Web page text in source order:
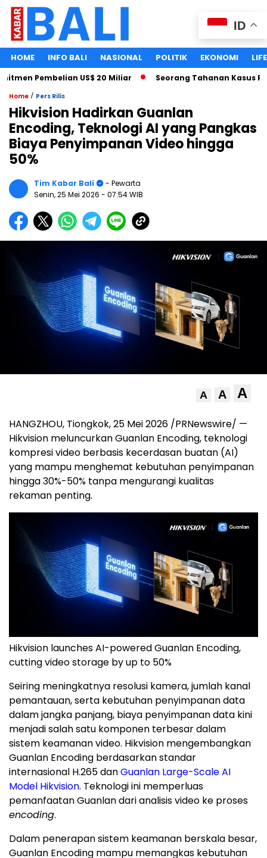
HOME INFO BALI NASIONAL POLITIK EKONOMI
Pembelian US$ 20 Miliar Seorang Tahanan Kasus
Home / Pers Rilis
Hikvision Hadirkan Guanlan
Encoding, Teknologi AI yang Pangkas
Biaya Penyimpanan Video hingga
50%
Tim Kabar Bali
- Pewarta
Senin, 25 Mei 2026 - 07:54 WIB
A A A
HANGZHOU, Tiongkok, 25 Mei 2026 /PRNewswire/ —
Hikvision meluncurkan Guanlan Encoding, teknologi
kompresi video berbasis kecerdasan buatan (AI)
yang mampu menghemat kebutuhan penyimpanan
hingga 30%-50% tanpa mengurangi kualitas
rekaman penting.
Hikvision launches AI-powered Guanlan Encoding,
cutting video storage by up to 50%
Seiring meningkatnya resolusi kamera, jumlah kanal
pemantauan, serta kebutuhan penyimpanan data
dalam jangka panjang, biaya penyimpanan data kini
menjadi salah satu komponen terbesar dalam
sistem keamanan video. Hikvision mengembangkan
Guanlan Encoding berdasarkan standar
internasional H.265 danGuanlan Large-Scale AI
Model Hikvision. Teknologi ini memperluas
pemanfaatan Guanlan dari analisis video ke proses
encoding.
Dalam penerapan sistem keamanan berskala besar,
Guanlan Encoding mampu memangkas kebutuhan
ID